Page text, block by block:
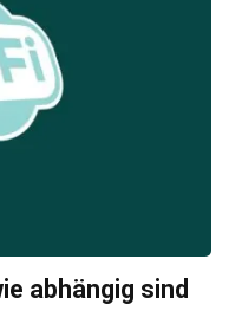
abhängig sind